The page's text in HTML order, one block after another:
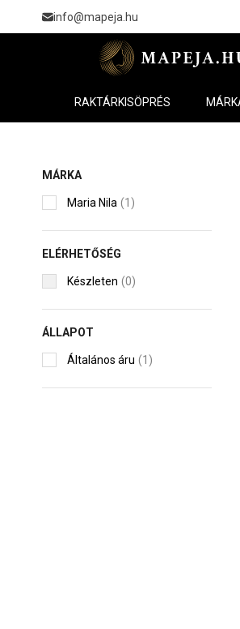
info@mapeja.hu
RAKTÁRKISÖPRÉS
MÁRKA
Maria Nila (1)
ELÉRHETŐSÉG
Készleten (0)
ÁLLAPOT
Általános áru (1)